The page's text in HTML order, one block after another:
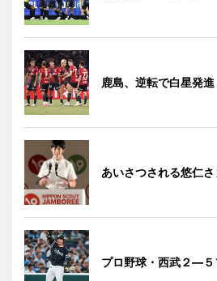
鹿島、逆転で白星発
あいさつされる悠仁さ
プロ野球・西武２―５